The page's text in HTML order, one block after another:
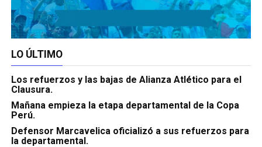
LO ÚLTIMO
Los refuerzos y las bajas de Alianza Atlético para el
Clausura.
Mañana empieza la etapa departamental de la Copa
Perú.
Defensor Marcavelica oficializó a sus refuerzos para
la departamental.